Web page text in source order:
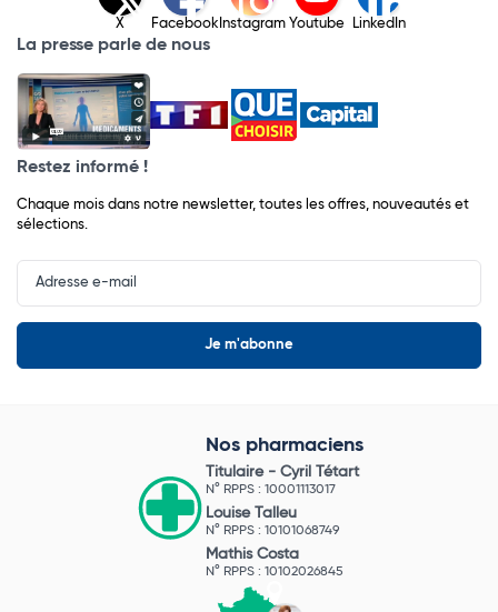
X Facebook Instagram Youtube LinkedIn
La presse parle de nous
Restez informé !
Chaque mois dans notre newsletter, toutes les offres, nouveautés et
sélections.
Input
Newsletter
Nos pharmaciens
Titulaire - Cyril Tétart
N° RPPS : 10001113017
Louise Talleu
N° RPPS : 10101068749
Mathis Costa
N° RPPS : 10102026845